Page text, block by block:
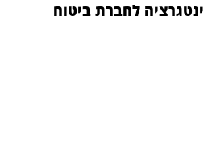
לחברת ביטוח